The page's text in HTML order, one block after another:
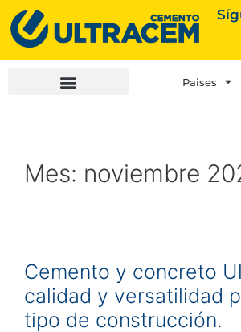
Paises
Mes: noviembre
Cemento y concreto
calidad y versatilidad
tipo de construcción.